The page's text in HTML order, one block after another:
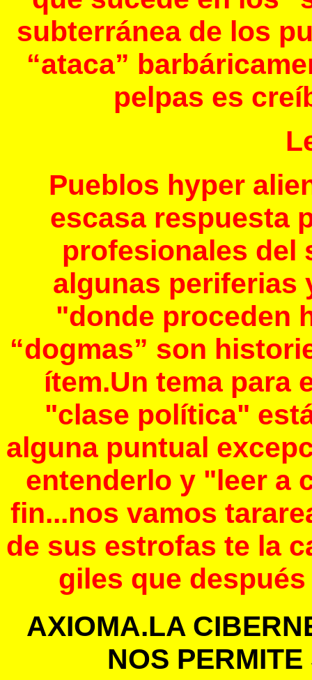
subterránea de los
“ataca”
pelpas es
Pueblos hyper
escasa respuesta
profesionales del
algunas periferias
"donde proceden
“dogmas” son
ítem.Un tema para
"clase política"
alguna puntual
entenderlo y "leer a
fin...nos vamos
de sus estrofas te la
giles que
AXIOMA.LA
NOS